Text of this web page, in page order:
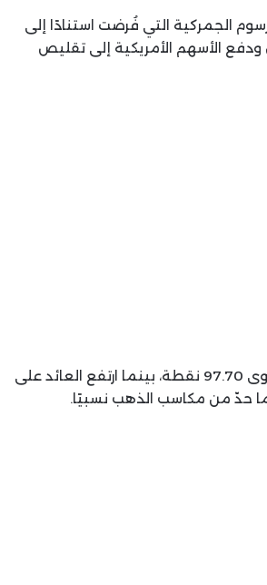
الجمركية التي فُرضت استنادًا إلى
الأسهم الأمريكية إلى تقليص
وتراجع مؤشر الدولار الأمريكي بنسبة 0.11% ليتداول قرب مستوى 97.70 نقطة، بينما ارتفع العائد على